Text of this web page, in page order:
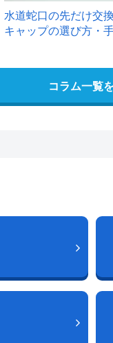
水道蛇口の先だけ交
キャップの選び方・
コラム一覧